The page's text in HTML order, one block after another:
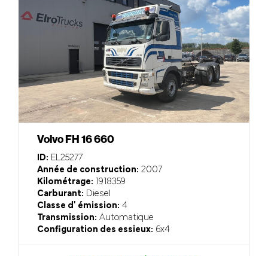
Volvo FH 16 660
ID: EL25277
Année de construction: 2007
Kilométrage: 1918359
Carburant: Diesel
Classe d' émission: 4
Transmission: Automatique
Configuration des essieux: 6x4